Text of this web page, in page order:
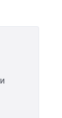
возвращения со